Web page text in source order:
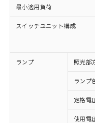
最小適用負荷
スイッチユニット構成
ランプ 照光部
ランプ
定格電
使用電